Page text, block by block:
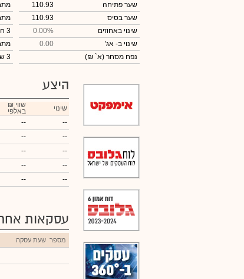
שער פתיחה
110.93
שער בסיס
110.93
שינוי באחוזים
0.00%
שינוי ב- אג'
0.00
נפח מסחר (א` ₪)
3 חודשים
3 שנים
היצע
שינוי ₪ שווי
באלפי
--
--
--
--
--
--
--
--
--
--
עסקאות
מספר שעת עסקה